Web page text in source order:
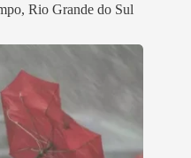
, Rio Grande do Sul